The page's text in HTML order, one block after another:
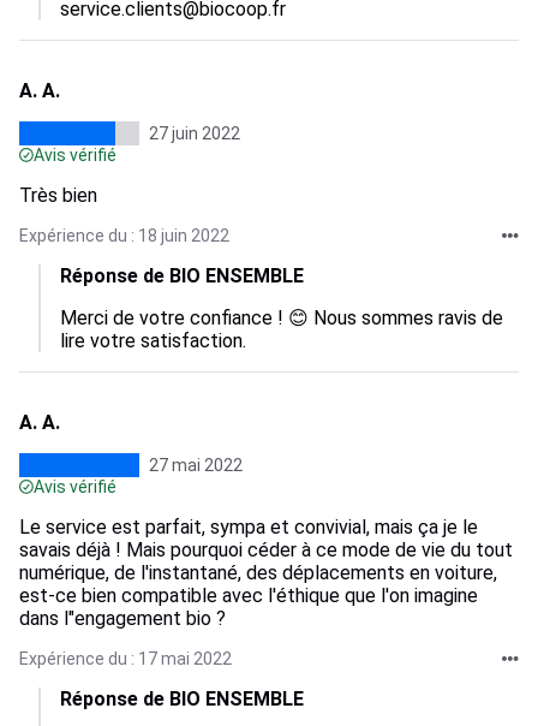
service.clients@biocoop.fr
A. A.
27 juin 2022
Avis vérifié
Très bien
Expérience du : 18 juin 2022
Réponse de BIO ENSEMBLE
Merci de votre confiance ! 😊 Nous sommes ravis de
lire votre satisfaction.
A. A.
27 mai 2022
Avis vérifié
Le service est parfait, sympa et convivial, mais ça je le
savais déjà ! Mais pourquoi céder à ce mode de vie du tout
numérique, de l'instantané, des déplacements en voiture,
est-ce bien compatible avec l'éthique que l'on imagine
dans l"engagement bio ?
Expérience du : 17 mai 2022
Réponse de BIO ENSEMBLE